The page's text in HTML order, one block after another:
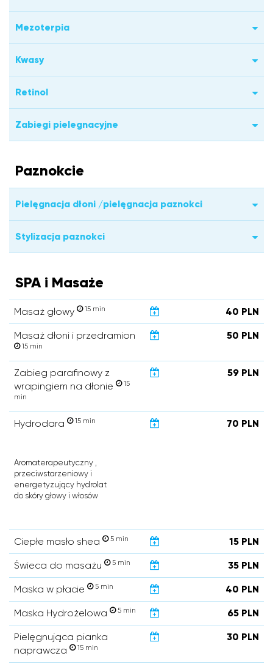
Mezoterpia
Kwasy
Retinol
Zabiegi pielegnacyjne
Paznokcie
Pielęgnacja dłoni /pielęgnacja paznokci
Stylizacja paznokci
SPA i Masaże
Masaż głowy 15 min 40 PLN
Masaż dłoni i przedramion
15 min
50 PLN
Zabieg parafinowy z
wrapingiem na dłonie
15
min
59 PLN
Hydrodara 15 min 70 PLN
Aromaterapeutyczny ,
przeciwstarzeniowy i
energetyzujący hydrolat
do skóry głowy i włosów
Ciepłe masło shea 5 min 15 PLN
Świeca do masażu 5 min 35 PLN
Maska w płacie 5 min 40 PLN
Maska Hydrożelowa 5 min 65 PLN
Pielęgnująca pianka
naprawcza
15 min
30 PLN